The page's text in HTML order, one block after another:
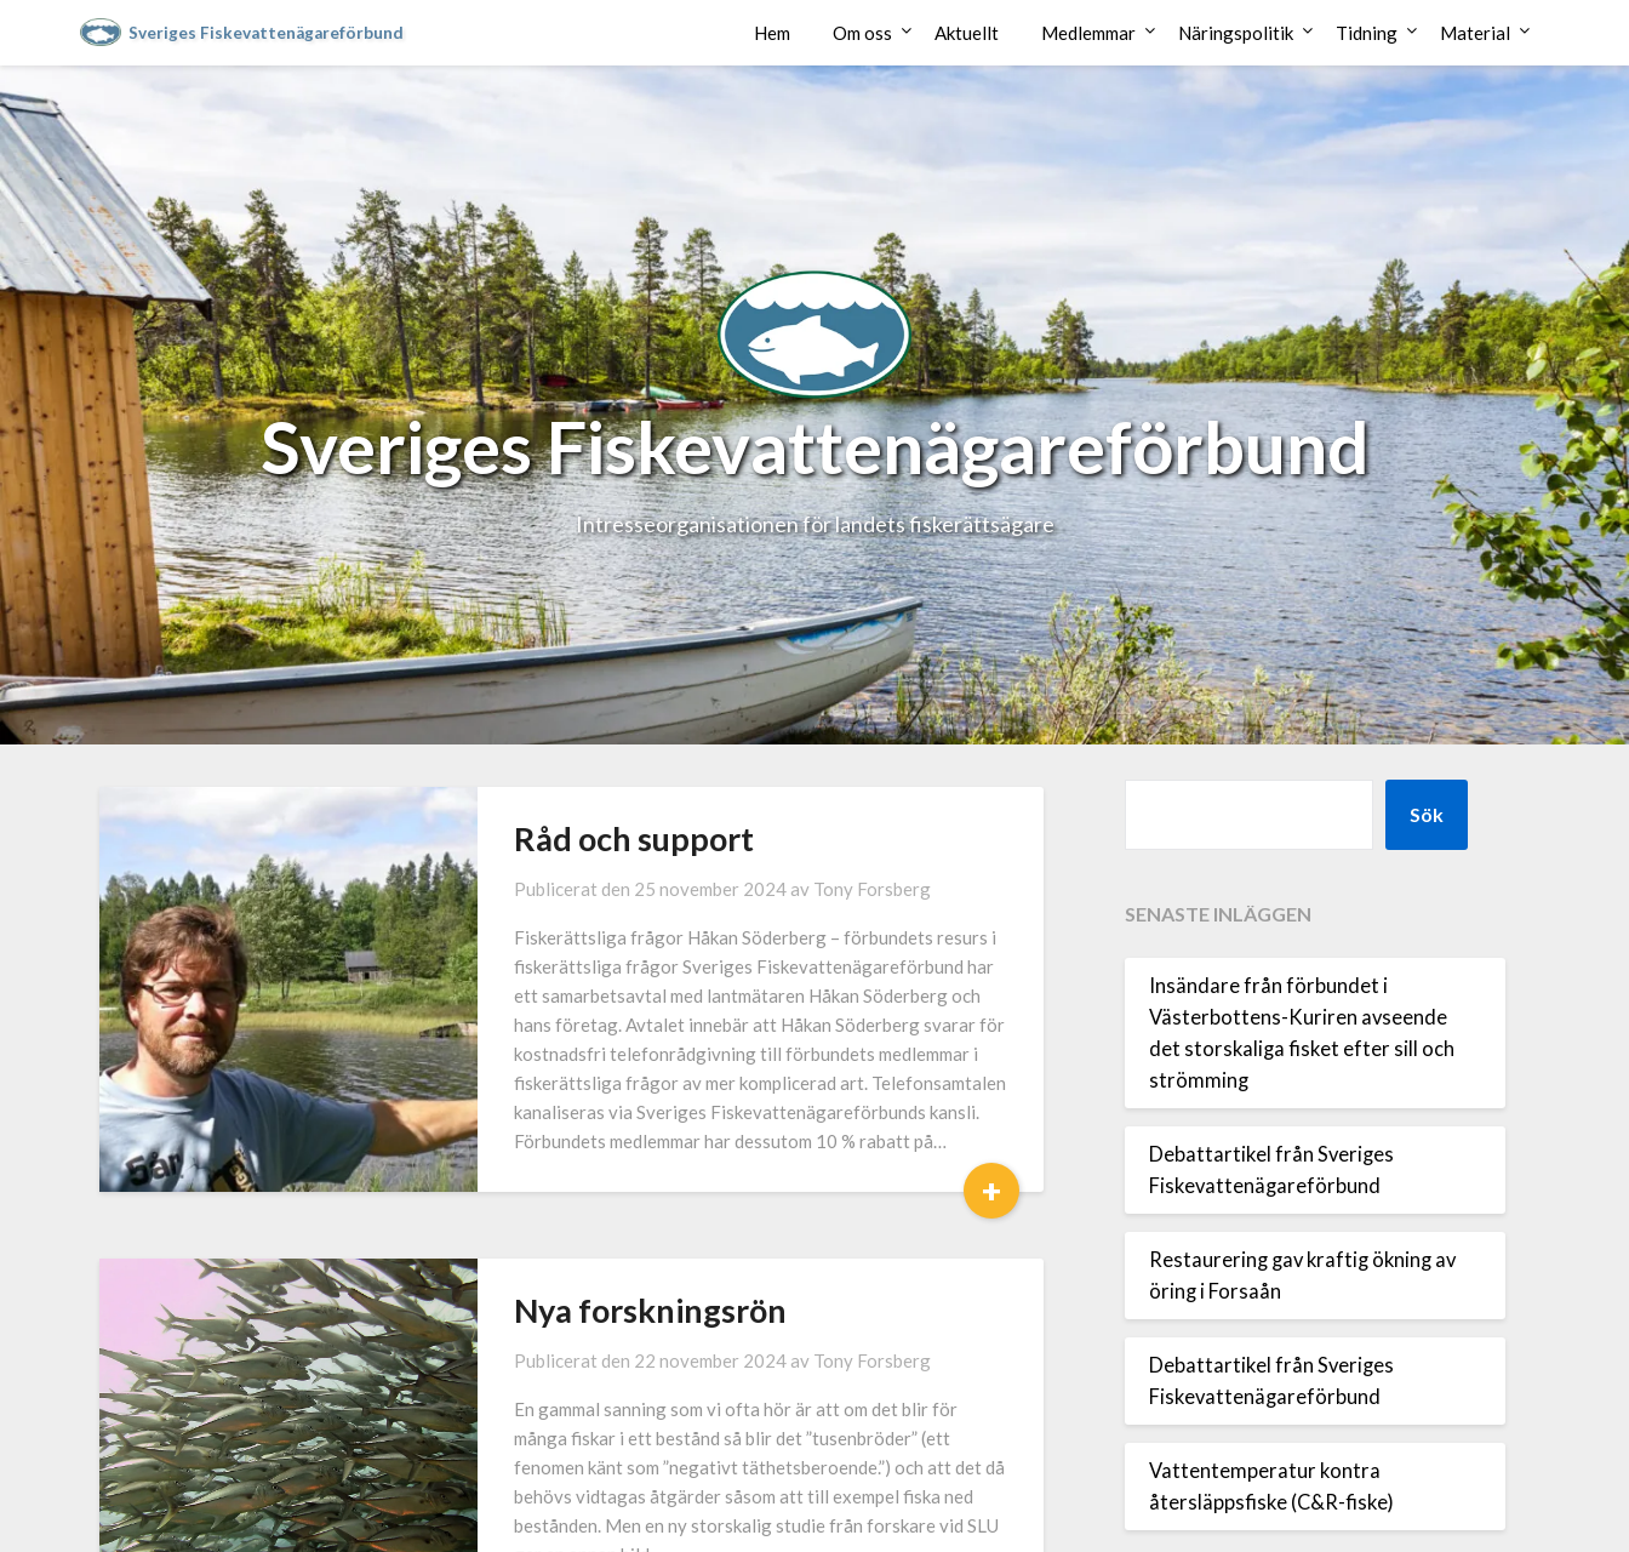
Sveriges Fiskevattenägareförbund Hem Om oss Aktuellt Medlemmar Näringspolitik Tidning Material
Sveriges Fiskevattenägareförbund
Intresseorganisationen för landets fiskerättsägare
Råd och support
Publicerat den 25 november 2024av Tony Forsberg
Fiskerättsliga frågor Håkan Söderberg – förbundets resurs i
fiskerättsliga frågor Sveriges Fiskevattenägareförbund har
ett samarbetsavtal med lantmätaren Håkan Söderberg och
hans företag. Avtalet innebär att Håkan Söderberg svarar för
kostnadsfri telefonrådgivning till förbundets medlemmar i
fiskerättsliga frågor av mer komplicerad art. Telefonsamtalen
kanaliseras via Sveriges Fiskevattenägareförbunds kansli.
Förbundets medlemmar har dessutom 10 % rabatt på…
+
Nya forskningsrön
Publicerat den 22 november 2024av Tony Forsberg
En gammal sanning som vi ofta hör är att om det blir för
många fiskar i ett bestånd så blir det ”tusenbröder” (ett
fenomen känt som ”negativt täthetsberoende.”) och att det då
behövs vidtagas åtgärder såsom att till exempel fiska ned
bestånden. Men en ny storskalig studie från forskare vid SLU
Sök
SENASTE INLÄGGEN
Insändare från förbundet i
Västerbottens-Kuriren avseende
det storskaliga fisket efter sill och
strömming
Debattartikel från Sveriges
Fiskevattenägareförbund
Restaurering gav kraftig ökning av
öring i Forsaån
Debattartikel från Sveriges
Fiskevattenägareförbund
Vattentemperatur kontra
återsläppsfiske (C&R-fiske)